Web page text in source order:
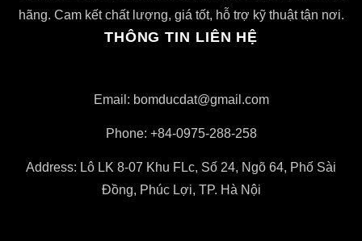
hãng. Cam kết chất lượng, giá tốt, hỗ trợ kỹ thuật tận nơi.
THÔNG TIN LIÊN HỆ
Email: bomducdat@gmail.com
Phone: +84-0975-288-258
Address: Lô LK 8-07 Khu FLc, Số 24, Ngõ 64, Phố Sài
Đồng, Phúc Lợi, TP. Hà Nội